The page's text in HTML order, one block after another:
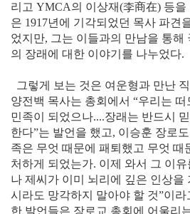
리고 YMCA의 이상재(李商在) 등을
은 1917년에 기각되었던 목사 파견
었지만, 그는 이들과의 만남을 통해
의 장래에 대한 이야기를 나누었다.
그렇게 보는 것은 여운형과 만난
양전백 목사는 총회에서 “우리는
민족이 되었으나....장래는 반드시
한다”는 발언을 했고, 이승훈 장로
족은 무엇 때문에 패퇴했고 무엇 때
처하게 되었는가. 이제 와서 그 이
나 제씨가 이미 뇌리에 깊은 인상을
시라도 망각하지 말아야 할 것”이라
한 발언들은 장로교 총회에 어울리